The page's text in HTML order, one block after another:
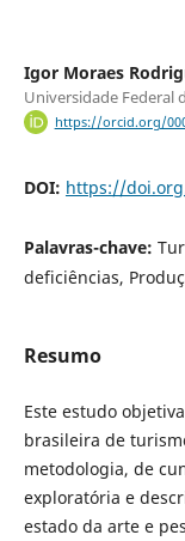
Igor Moraes
Universidade Federal
https://orcid.org/
DOI: https://
Palavras-chave:
deficiências,
Resumo
Este estudo
brasileira de
metodologia, de
exploratória e
estado da arte e